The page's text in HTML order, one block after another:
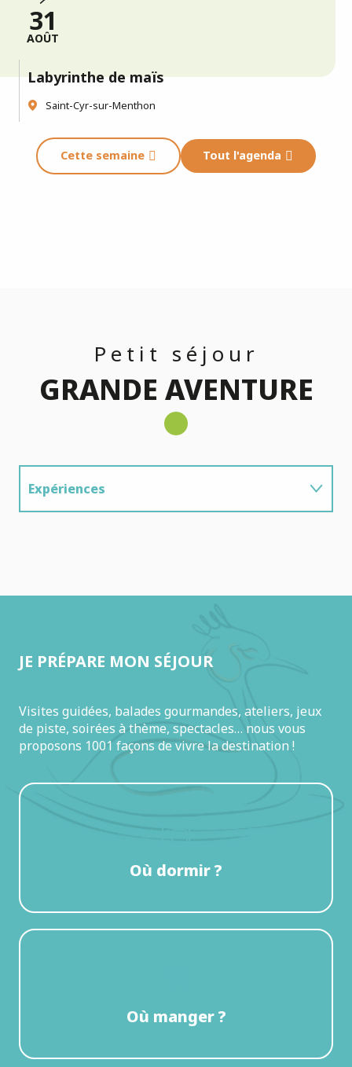
31
AOÛT
Labyrinthe de maïs
Saint-Cyr-sur-Menthon
Cette semaine Tout l'agenda
Petit séjour
GRANDE AVENTURE
Expériences
Un week-end au Domaine de
JE PRÉPARE MON SÉJOUR
Visites guidées, balades gourmandes, ateliers, jeux
de piste, soirées à thème, spectacles… nous vous
proposons 1001 façons de vivre la destination !
Où dormir ?
Où manger ?